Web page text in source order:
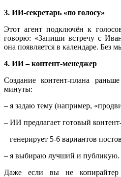
3. ИИ-секретарь «по голосу»
Этот агент подключён к
говорю: «Запиши встречу с
она появляется в календаре. Без
4. ИИ – контент-менеджер
Создание контент-плана
минуты:
– я задаю тему (например,
– ИИ предлагает готовый
– генерирует 5-6 вариантов
– я выбираю лучший и публикую.
Даже если вы не